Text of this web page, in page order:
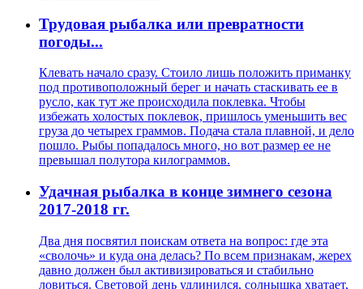
Трудовая рыбалка или превратности
погоды...
Клевать начало сразу. Стоило лишь положить приманку
под противоположный берег и начать стаскивать ее в
русло, как тут же происходила поклевка. Чтобы
избежать холостых поклевок, пришлось уменьшить вес
груза до четырех граммов. Подача стала плавной, и дело
пошло. Рыбы попадалось много, но вот размер ее не
превышал полутора килограммов.
Удачная рыбалка в конце зимнего сезона
2017-2018 гг.
Два дня посвятил поискам ответа на вопрос: где эта
«сволочь» и куда она делась? По всем признакам, жерех
давно должен был активизироваться и стабильно
ловиться. Световой день удлинился, солнышка хватает,